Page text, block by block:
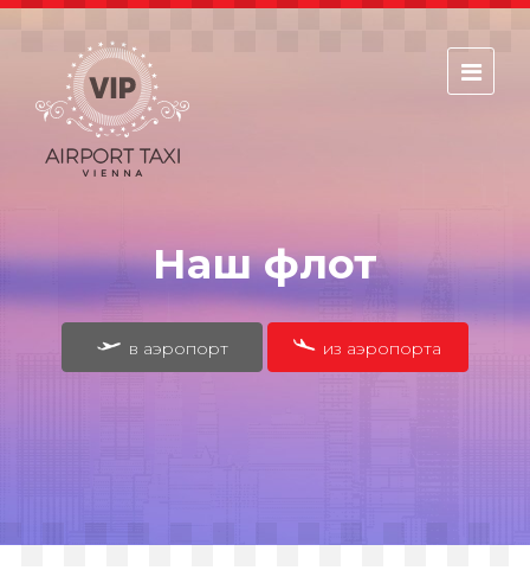
Главная
Сервисы
Book your apartment or Hotel!
Цены
Обратная связь
Блог
Наш флот
в аэропорт из аэропорта